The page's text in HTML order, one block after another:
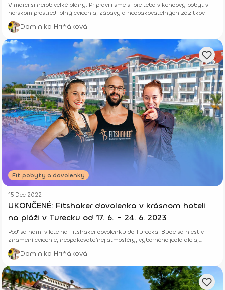
V marci si nerob veľké plány. Pripravili sme si pre teba víkendový pobyt v
horskom prostredí plný cvičenia, zábavy a neopakovateľných zážitkov.
Dominika Hriňáková
Fit pobyty a dovolenky
15 Dec 2022
UKONČENÉ: Fitshaker dovolenka v krásnom hoteli
na pláži v Turecku od 17. 6. – 24. 6. 2023
Poď sa nami v lete na Fitshaker dovolenku do Turecka. Bude sa niesť v
znamení cvičenie, neopakovateľnej atmosféry, výborného jedla ale aj
skvelých zážitkov a nových priateľstiev.
Dominika Hriňáková